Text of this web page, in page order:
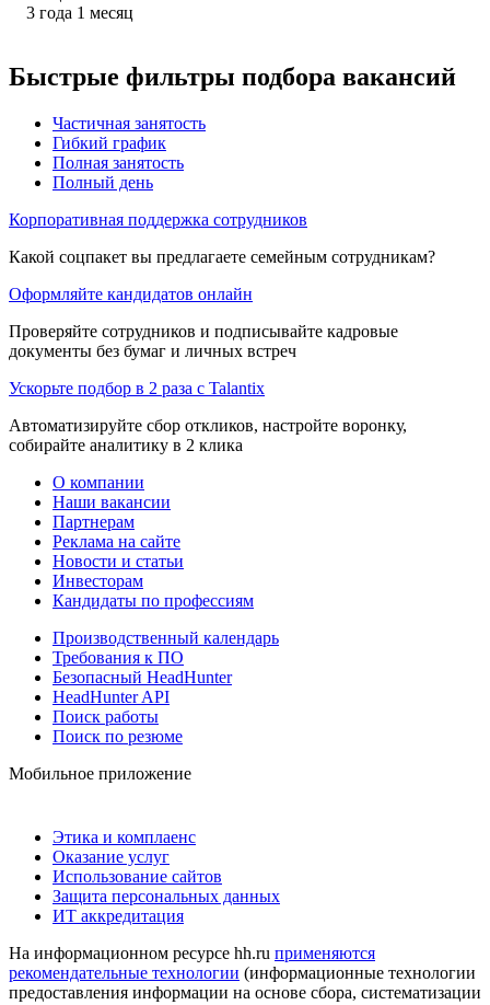
3 года 1 месяц
Быстрые фильтры подбора вакансий
Частичная занятость
Гибкий график
Полная занятость
Полный день
Корпоративная поддержка сотрудников
Какой соцпакет вы предлагаете семейным сотрудникам?
Оформляйте кандидатов онлайн
Проверяйте сотрудников и подписывайте кадровые
документы без бумаг и личных встреч
Ускорьте подбор в 2 раза с Talantix
Автоматизируйте сбор откликов, настройте воронку,
собирайте аналитику в 2 клика
О компании
Наши вакансии
Партнерам
Реклама на сайте
Новости и статьи
Инвесторам
Кандидаты по профессиям
Производственный календарь
Требования к ПО
Безопасный HeadHunter
HeadHunter API
Поиск работы
Поиск по резюме
Мобильное приложение
Этика и комплаенс
Оказание услуг
Использование сайтов
Защита персональных данных
ИТ аккредитация
На информационном ресурсе hh.ru применяются
рекомендательные технологии (информационные технологии
предоставления информации на основе сбора, систематизации